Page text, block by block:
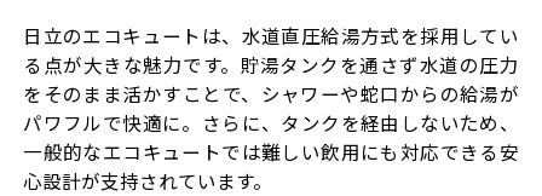
日立のエコキュートは、水道直圧給湯方式を採用してい
る点が大きな魅力です。貯湯タンクを通さず水道の圧力
をそのまま活かすことで、シャワーや蛇口からの給湯が
パワフルで快適に。さらに、タンクを経由しないため、
一般的なエコキュートでは難しい飲用にも対応できる安
心設計が支持されています。